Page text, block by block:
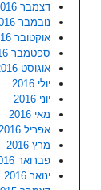
דצמבר 2016
נובמבר 2016
אוקטובר 2016
ספטמבר 2016
אוגוסט 2016
יולי 2016
יוני 2016
מאי 2016
אפריל 2016
מרץ 2016
פברואר 2016
ינואר 2016